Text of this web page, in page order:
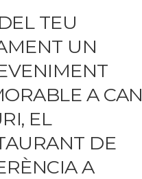
TEU
UN
A CAN
EL
DE
A